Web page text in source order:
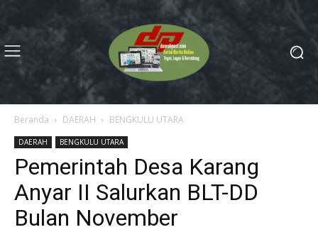
Beranda DAERAH BENGKULU UTARA
DAERAH BENGKULU UTARA
Pemerintah Desa Karang
Anyar II Salurkan BLT-DD
Bulan November